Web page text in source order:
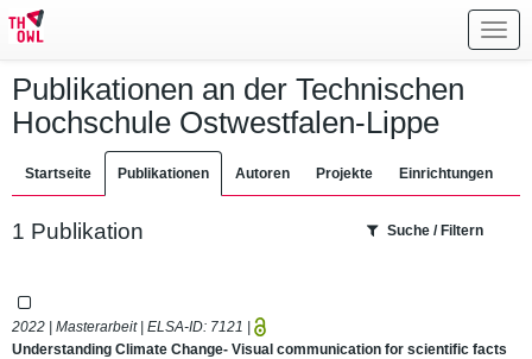
Publikationen an der Technischen
Hochschule Ostwestfalen-Lippe
Startseite Publikationen Autoren Projekte Einrichtungen
1 Publikation Suche / Filtern
2022 | Masterarbeit | ELSA-ID: 7121 |
Understanding Climate Change- Visual communication for scientific facts